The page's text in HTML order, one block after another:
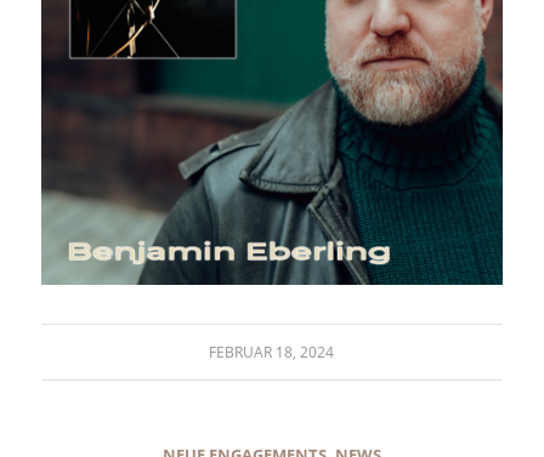
FEBRUAR 18, 2024